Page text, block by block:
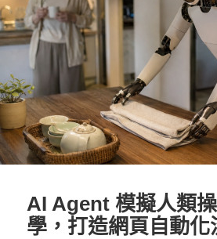
AI Agent 模擬人類
學，打造網頁自動化